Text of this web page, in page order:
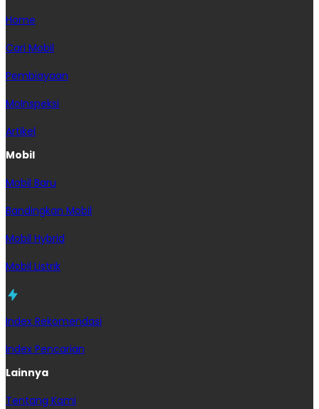
Home
Cari Mobil
Pembiayaan
MoInspeksi
Artikel
Mobil
Mobil Baru
Bandingkan Mobil
Mobil Hybrid
Mobil Listrik
Index Rekomendasi
Index Pencarian
Lainnya
Tentang Kami